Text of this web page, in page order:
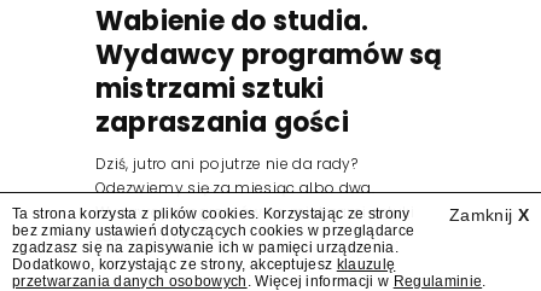
Wabienie do studia.
Wydawcy programów są
mistrzami sztuki
zapraszania gości
Dziś, jutro ani pojutrze nie da rady?
Odezwiemy się za miesiąc albo dwa.
Wydawcy programów są mistrzami sztuki
zapraszania gości.
Zamknij X
Ta strona korzysta z plików cookies. Korzystając ze strony
bez zmiany ustawień dotyczących cookies w przeglądarce
zgadzasz się na zapisywanie ich w pamięci urządzenia.
Dodatkowo, korzystając ze strony, akceptujesz klauzulę
przetwarzania danych osobowych . Więcej informacji w Regulaminie.